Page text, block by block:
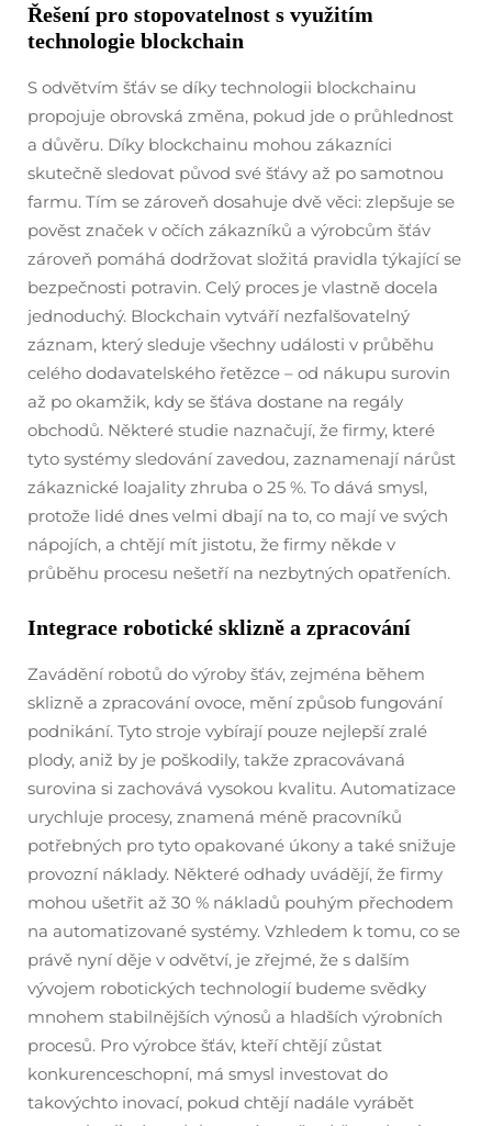
Řešení pro stopovatelnost s využitím
technologie blockchain
S odvětvím šťáv se díky technologii blockchainu
propojuje obrovská změna, pokud jde o průhlednost
a důvěru. Díky blockchainu mohou zákazníci
skutečně sledovat původ své šťávy až po samotnou
farmu. Tím se zároveň dosahuje dvě věci: zlepšuje se
pověst značek v očích zákazníků a výrobcům šťáv
zároveň pomáhá dodržovat složitá pravidla týkající se
bezpečnosti potravin. Celý proces je vlastně docela
jednoduchý. Blockchain vytváří nezfalšovatelný
záznam, který sleduje všechny události v průběhu
celého dodavatelského řetězce – od nákupu surovin
až po okamžik, kdy se šťáva dostane na regály
obchodů. Některé studie naznačují, že firmy, které
tyto systémy sledování zavedou, zaznamenají nárůst
zákaznické loajality zhruba o 25 %. To dává smysl,
protože lidé dnes velmi dbají na to, co mají ve svých
nápojích, a chtějí mít jistotu, že firmy někde v
průběhu procesu nešetří na nezbytných opatřeních.
Integrace robotické sklizně a zpracování
Zavádění robotů do výroby šťáv, zejména během
sklizně a zpracování ovoce, mění způsob fungování
podnikání. Tyto stroje vybírají pouze nejlepší zralé
plody, aniž by je poškodily, takže zpracovávaná
surovina si zachovává vysokou kvalitu. Automatizace
urychluje procesy, znamená méně pracovníků
potřebných pro tyto opakované úkony a také snižuje
provozní náklady. Některé odhady uvádějí, že firmy
mohou ušetřit až 30 % nákladů pouhým přechodem
na automatizované systémy. Vzhledem k tomu, co se
právě nyní děje v odvětví, je zřejmé, že s dalším
vývojem robotických technologií budeme svědky
mnohem stabilnějších výnosů a hladších výrobních
procesů. Pro výrobce šťáv, kteří chtějí zůstat
konkurenceschopní, má smysl investovat do
takovýchto inovací, pokud chtějí nadále vyrábět